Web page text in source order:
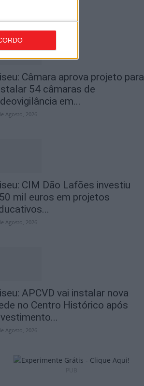
Câmara aprova projeto para
54 câmaras de
em...
Agosto, 2026
CIM Dão Lafões investiu
mil euros em projetos
Agosto, 2026
APCVD vai instalar nova
no Centro Histórico após
Agosto, 2026